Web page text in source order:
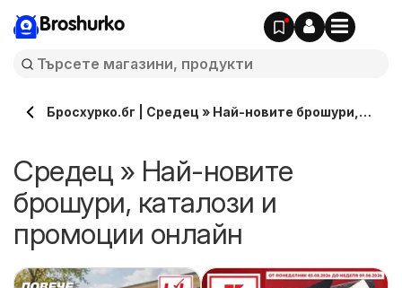
Broshurko
Бросхурко.бг | Средец » Най-новите брошури,
Средец » Най-новите
брошури, каталози и
промоции онлайн